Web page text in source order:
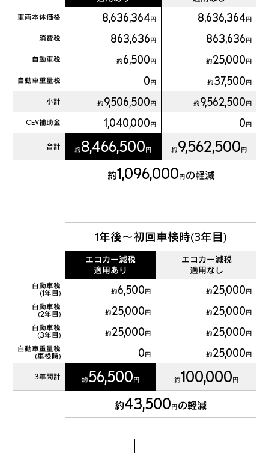
車両本体価格 8,636,364円 8,636,364円
消費税 863,636円 863,636円
自動車税 約6,500円 約25,000円
自動車重量税 0円 約37,500円
小計 約9,506,500円 約9,562,500円
CEV補助金 1,040,000円 0円
合計 約8,466,500円 約9,562,500円
約1,096,000円の軽減
1年後～初回車検時(3年目)
エコカー減税
適用あり
エコカー減税
適用なし
自動車税
(1年目)
約6,500円 約25,000円
自動車税
(2年目)
約25,000円 約25,000円
自動車税
(3年目)
約25,000円 約25,000円
自動車重量税
(車検時)
0円 約25,000円
3年間計 約56,500円 約100,000円
約43,500円の軽減